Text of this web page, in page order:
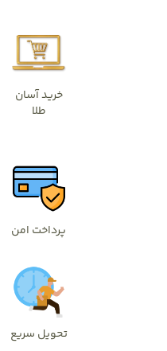
خرید آسان
طلا
پرداخت امن
تحویل سریع